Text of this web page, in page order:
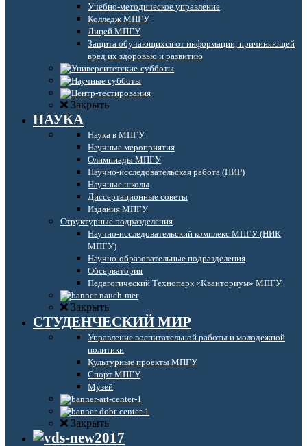
Учебно-методическое управление
Колледж МПГУ
Лицей МПГУ
Защита обучающихся от информации, причиняющей
вред их здоровью и развитию
Закрыть
НАУКА
Наука в МПГУ
Научные мероприятия
Олимпиады МПГУ
Научно-исследовательская работа (НИР)
Научные школы
Диссертационные советы
Издания МПГУ
Структурные подразделения
Научно-исследовательский комплекс МПГУ (НИК
МПГУ)
Научно-образовательные подразделения
Обсерватория
Педагогический Технопарк «Кванториум» МПГУ
Закрыть
СТУДЕНЧЕСКИЙ МИР
Управление воспитательной работы и молодежной
политики
Культурные проекты МПГУ
Спорт МПГУ
Музей
Закрыть